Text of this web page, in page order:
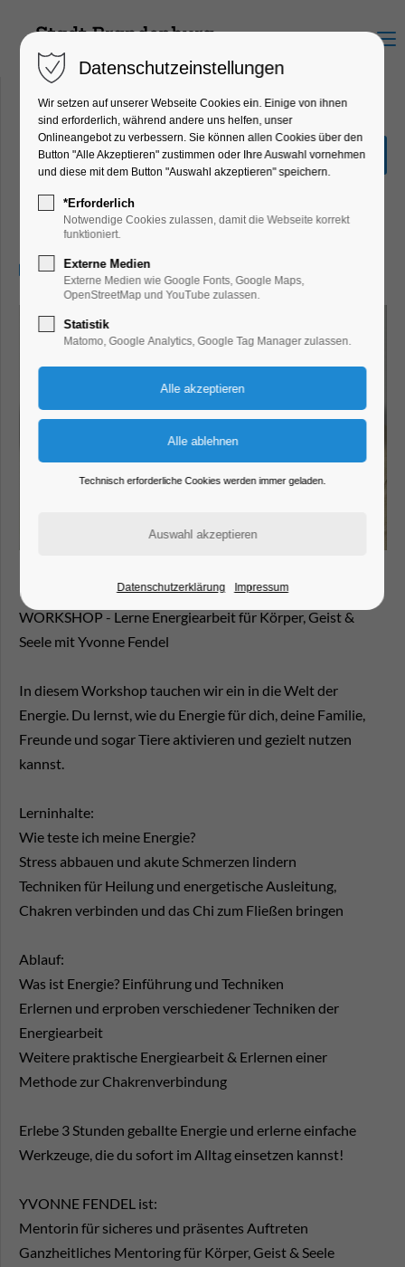
Menu
Workshop LERNE
ENERGIEARBEIT - 3
Stunden
Workshop
29.06.2025, 12:00–15:00
WORKSHOP - Lerne Energiearbeit für Körper, Geist &
Seele mit Yvonne Fendel
In diesem Workshop tauchen wir ein in die Welt der
Energie. Du lernst, wie du Energie für dich, deine Familie,
Freunde und sogar Tiere aktivieren und gezielt nutzen
kannst.
Lerninhalte:
Wie teste ich meine Energie?
Stress abbauen und akute Schmerzen lindern
Techniken für Heilung und energetische Ausleitung,
Chakren verbinden und das Chi zum Fließen bringen
Ablauf:
Was ist Energie? Einführung und Techniken
Erlernen und erproben verschiedener Techniken der
Energiearbeit
Weitere praktische Energiearbeit & Erlernen einer
Methode zur Chakrenverbindung
Erlebe 3 Stunden geballte Energie und erlerne einfache
Werkzeuge, die du sofort im Alltag einsetzen kannst!
YVONNE FENDEL ist:
Mentorin für sicheres und präsentes Auftreten
Ganzheitliches Mentoring für Körper, Geist & Seele
Datenschutzeinstellungen
Wir setzen auf unserer Webseite Cookies ein. Einige von ihnen
sind erforderlich, während andere uns helfen, unser
Onlineangebot zu verbessern. Sie können allen Cookies über den
Button "Alle Akzeptieren" zustimmen oder Ihre Auswahl vornehmen
und diese mit dem Button "Auswahl akzeptieren" speichern.
*Erforderlich
Notwendige Cookies zulassen, damit die Webseite korrekt
funktioniert.
Externe Medien
Externe Medien wie Google Fonts, Google Maps,
OpenStreetMap und YouTube zulassen.
Statistik
Matomo, Google Analytics, Google Tag Manager zulassen.
Technisch erforderliche Cookies werden immer geladen.
Datenschutzerklärung Impressum